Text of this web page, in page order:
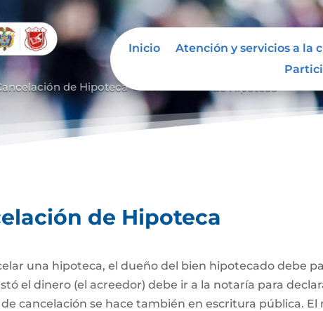
Inicio Atención y servicios a la
de Hipoteca 9
de Hipoteca
una hipoteca, el dueño del bien hipotecado debe
el dinero (el acreedor) debe ir a la notaría para
cancelación se hace también en escritura pública.